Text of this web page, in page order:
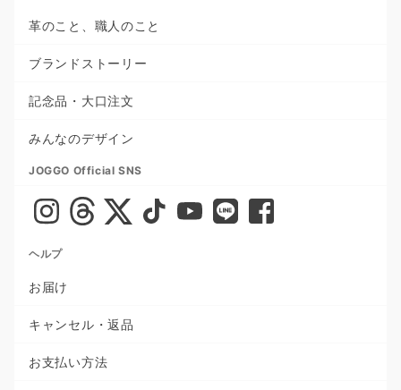
革のこと、職人のこと
ブランドストーリー
記念品・大口注文
みんなのデザイン
JOGGO Official SNS
ヘルプ
お届け
キャンセル・返品
お支払い方法